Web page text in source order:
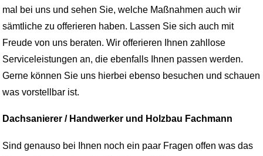
mal bei uns und sehen Sie, welche Maßnahmen auch wir
sämtliche zu offerieren haben. Lassen Sie sich auch mit
Freude von uns beraten. Wir offerieren Ihnen zahllose
Serviceleistungen an, die ebenfalls Ihnen passen werden.
Gerne können Sie uns hierbei ebenso besuchen und schauen
was vorstellbar ist.
Dachsanierer / Handwerker und Holzbau Fachmann
Sind genauso bei Ihnen noch ein paar Fragen offen was das